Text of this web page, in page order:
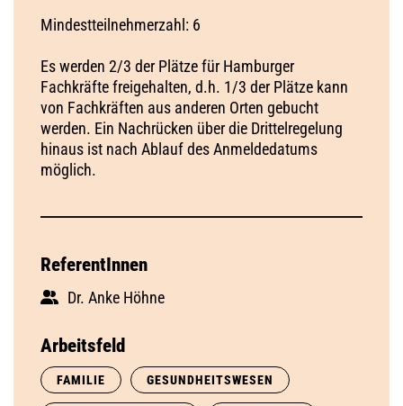
Mindestteilnehmerzahl: 6
Es werden 2/3 der Plätze für Hamburger
Fachkräfte freigehalten, d.h. 1/3 der Plätze kann
von Fachkräften aus anderen Orten gebucht
werden. Ein Nachrücken über die Drittelregelung
hinaus ist nach Ablauf des Anmeldedatums
möglich.
ReferentInnen
Dr. Anke Höhne
Arbeitsfeld
FAMILIE GESUNDHEITSWESEN